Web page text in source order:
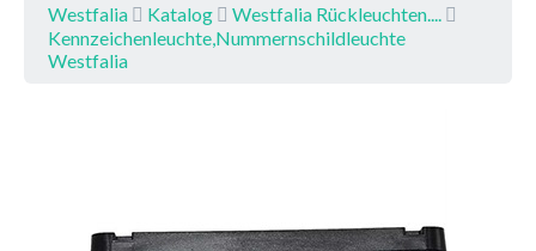
Westfalia Katalog
Westfalia Rückleuchten....
Kennzeichenleuchte,Nummernschildleuchte
Westfalia